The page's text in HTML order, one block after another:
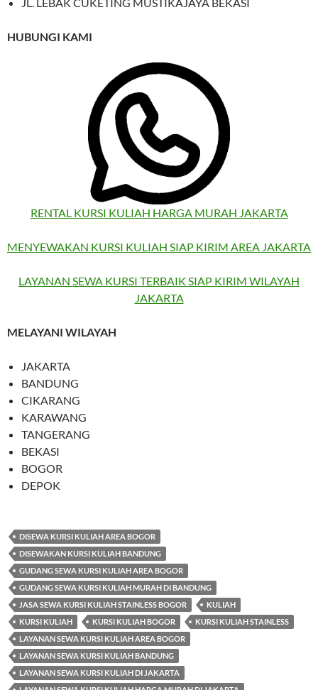
HUBUNGI KAMI
RENTAL KURSI KULIAH HARGA MURAH JAKARTA
MENYEWAKAN KURSI KULIAH SIAP KIRIM AREA JAKARTA
LAYANAN SEWA KURSI TERBAIK SIAP KIRIM WILAYAH
JAKARTA
MELAYANI WILAYAH
JAKARTA
BANDUNG
CIKARANG
KARAWANG
TANGERANG
BEKASI
BOGOR
DEPOK
DISEWA KURSI KULIAH AREA BOGOR
DISEWAKAN KURSI KULIAH BANDUNG
GUDANG SEWA KURSI KULIAH AREA BOGOR
GUDANG SEWA KURSI KULIAH MURAH DI BANDUNG
JASA SEWA KURSI KULIAH STAINLESS BOGOR
KULIAH
KURSI KULIAH
KURSI KULIAH BOGOR
KURSI KULIAH STAINLESS
LAYANAN SEWA KURSI KULIAH AREA BOGOR
LAYANAN SEWA KURSI KULIAH BANDUNG
LAYANAN SEWA KURSI KULIAH DI JAKARTA